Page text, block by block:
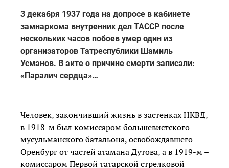
3 декабря 1937 года на допросе в кабинете
замнаркома внутренних дел ТАССР после
нескольких часов побоев умер один из
организаторов Татреспублики Шамиль
Усманов. В акте о причине смерти записали:
«Паралич сердца»…
Человек, закончивший жизнь в застенках НКВД,
в 1918-м был комиссаром большевистского
мусульманского батальона, освобождавшего
Оренбург от частей атамана Дутова, а в 1919-м –
комиссаром Первой татарской стрелковой